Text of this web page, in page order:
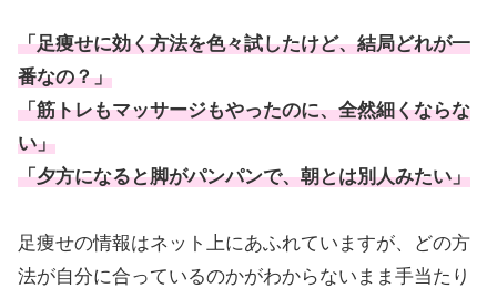
「足痩せに効く方法を色々試したけど、結局どれが一
番なの？」
「筋トレもマッサージもやったのに、全然細くならな
い」
「夕方になると脚がパンパンで、朝とは別人みたい」
足痩せの情報はネット上にあふれていますが、どの方
法が自分に合っているのかがわからないまま手当たり